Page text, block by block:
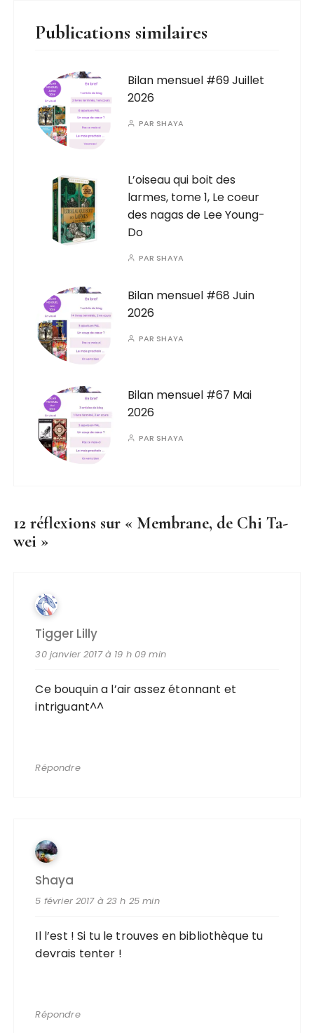
Publications similaires
Bilan mensuel #69 Juillet
2026
PAR SHAYA
L’oiseau qui boit des
larmes, tome 1, Le coeur
des nagas de Lee Young-
Do
PAR SHAYA
Bilan mensuel #68 Juin
2026
PAR SHAYA
Bilan mensuel #67 Mai
2026
PAR SHAYA
12 réflexions sur « Membrane, de Chi Ta-
wei »
Tigger Lilly
30 janvier 2017 à 19 h 09 min
Ce bouquin a l’air assez étonnant et
intriguant^^
Répondre
Shaya
5 février 2017 à 23 h 25 min
Il l’est ! Si tu le trouves en bibliothèque tu
devrais tenter !
Répondre